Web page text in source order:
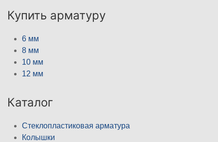
Купить арматуру
6 мм
8 мм
10 мм
12 мм
Каталог
Стеклопластиковая арматура
Колышки